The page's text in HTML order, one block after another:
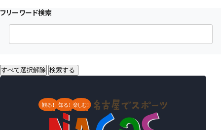
フリーワード検索
すべて選択解除 検索する